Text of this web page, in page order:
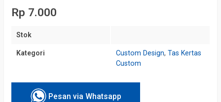
Rp 7.000
Stok
Kategori Custom Design, Tas Kertas
Custom
Pesan via Whatsapp